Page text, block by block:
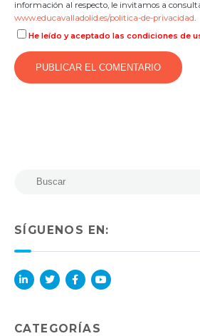
información al respecto, le invitamos a
www.educavalladolid.es/politica-de-privacidad
He leído y aceptado las condiciones de
SÍGUENOS EN:
in
ok
e
CATEGORÍAS